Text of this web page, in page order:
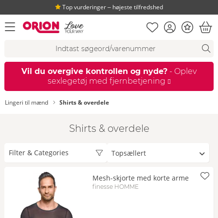
Top vurderinger ‒ højeste tilfredshed
åbn menu Huskeseddel
Kundekonto
Bonus
Vil du overgive kontrollen og nyde? - Oplev
sexlegetøj med fjernbetjening
Lingeri til mænd Shirts & overdele
Shirts & overdele
Filter & Categories
efter
Mesh-skjorte med korte arme
finesse HOMME